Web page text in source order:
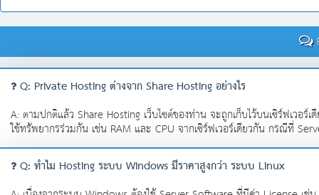
Q: Private Hosting ต่างจาก Share Hosting อย่างไร
A: ตามปกติแล้ว Share Hosting เว็บไซต์ของท่าน จะถูกเก็บไว้บนเซิร์ฟเวอ
ใช้ทรัพยากรร่วมกัน เช่น RAM และ CPU จากเซิร์ฟเวอร์เดียวกัน กรณีที่
Q: ทำไม Hosting ระบบ Windows มีราคาสูงกว่า ระบบ Linux